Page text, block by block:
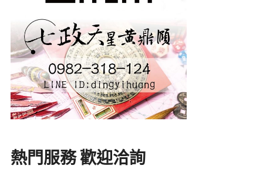
熱門服務 歡迎洽詢